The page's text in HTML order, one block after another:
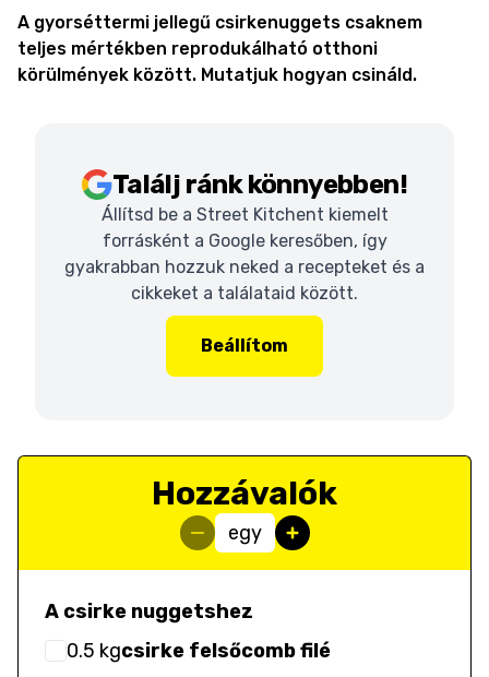
A gyorséttermi jellegű csirkenuggets csaknem
teljes mértékben reprodukálható otthoni
körülmények között. Mutatjuk hogyan csináld.
Találj ránk könnyebben!
Állítsd be a Street Kitchent kiemelt
forrásként a Google keresőben, így
gyakrabban hozzuk neked a recepteket és a
cikkeket a találataid között.
Beállítom
Hozzávalók
egy
A csirke nuggetshez
0.5 kgcsirke felsőcomb filé